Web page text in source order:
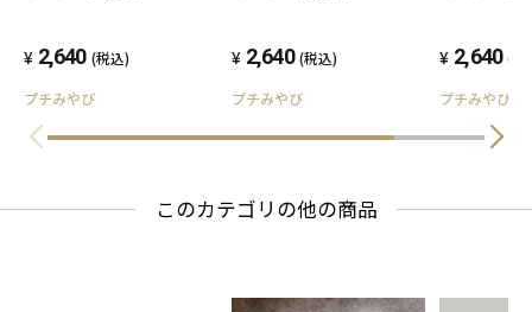
2,640 (税込)
プチみやび
2,640 (税込)
プチみやび
2,640 (税
プチみやび
このカテゴリの他の商品